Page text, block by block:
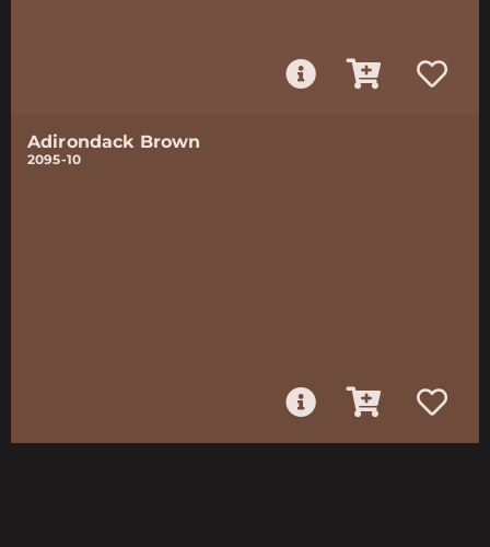
Adirondack Brown
2095-10